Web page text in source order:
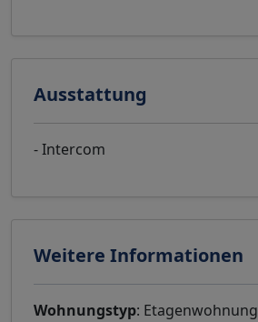
Ausstattung
- Intercom
Weitere Informationen
Wohnungstyp: Etagenwohnung